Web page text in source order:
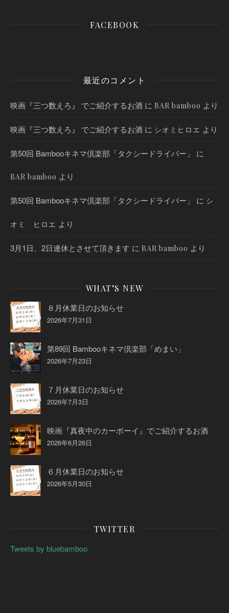
FACEBOOK
最近のコメント
映画『三つ数えろ』 でご紹介するお酒 に BAR bamboo より
映画『三つ数えろ』 でご紹介するお酒 に シオミヒロエ より
第50回 Bambooキネマ倶楽部「タクシードライバー」 に
BAR bamboo より
第50回 Bambooキネマ倶楽部「タクシードライバー」 に シ
オミ ヒロエ より
3月1日、2日連休とさせて頂きます に BAR bamboo より
WHAT’S NEW
８月休業日のお知らせ
2026年7月31日
第89回 Bambooキネマ倶楽部「めまい」
2026年7月23日
７月休業日のお知らせ
2026年7月3日
映画『真夜中のカーボーイ』でご紹介するお酒
2026年6月26日
６月休業日のお知らせ
2026年5月30日
TWITTER
Tweets by bluebamboo